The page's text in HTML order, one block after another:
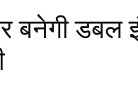
बनेगी डबल